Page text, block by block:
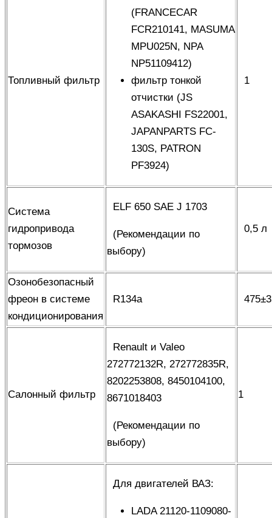
Топливный фильтр
(FRANCECAR
FCR210141, MASUMA
MPU025N, NPA
NP51109412)
фильтр тонкой
отчистки (JS
ASAKASHI FS22001,
JAPANPARTS FC-
130S, PATRON
PF3924)
1
Система
гидропривода
тормозов
ELF 650 SAE J 1703
(Рекомендации по
выбору)
0,5 л
Озонобезопасный
фреон в системе
кондиционирования
R134а
Салонный фильтр
Renault и Valeo
272772132R, 272772835R,
8202253808, 8450104100,
8671018403
(Рекомендации по
выбору)
1
Для двигателей ВАЗ:
LADA 21120-1109080-